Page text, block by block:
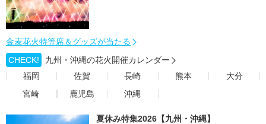
金麦花火特等席＆グッズが当たる
CHECK!
九州・沖縄の花火開催カレンダー
福岡
佐賀 長崎 熊本
大分
宮崎
鹿児島 沖縄
夏休み特集2026【九州・沖縄】